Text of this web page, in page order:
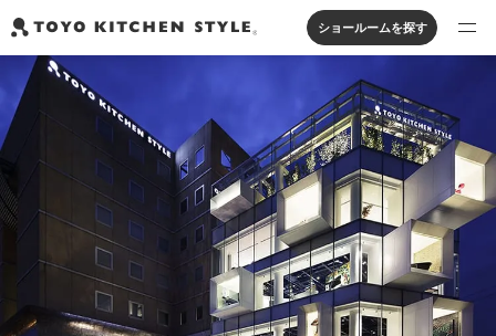
オープンキッチン
アイランドキッチン
ペニンシュラキッチン
壁付けキッチン
対面キッチン
セパレートキッチン
並列型キッチン
製品を探す
システムキッチン
家具・照明・タイル
バス・洗面
実例から探す
私たちについて
ジャーナルを読む
ショールームを探す